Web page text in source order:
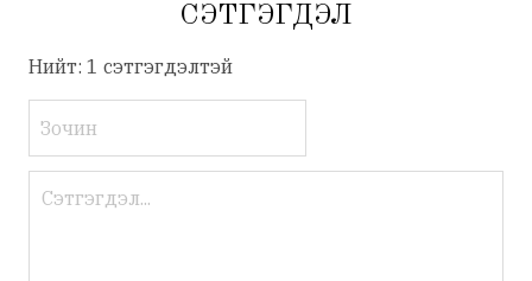
СЭТГЭГДЭЛ
Нийт: 1 сэтгэгдэлтэй